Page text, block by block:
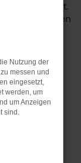
Werterhalt.
sich über einen
Kauf auf
Erfahrung
Nutzung der
messen und
eingesetzt,
werden, um
um Anzeigen
sind.